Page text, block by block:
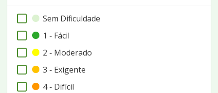
Sem Dificuldade
1 - Fácil
2 - Moderado
3 - Exigente
4 - Difícil